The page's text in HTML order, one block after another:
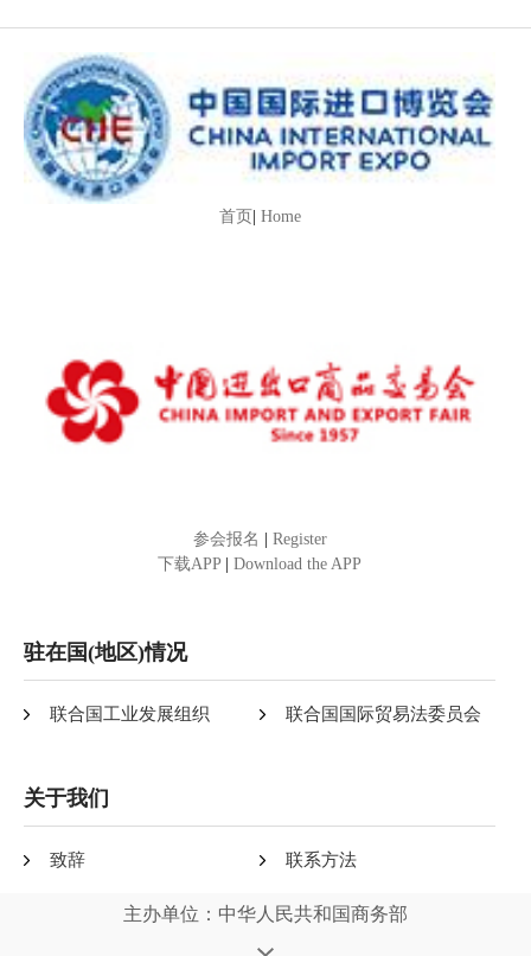
首页 Home
参会报名 | Register
下载APP | Download the APP
驻在国(地区)情况
联合国工业发展组织 联合国国际贸易法委员会
关于我们
致辞 联系方法
主办单位：中华人民共和国商务部